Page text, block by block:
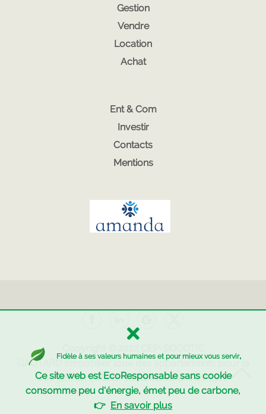
Fidèle à ses valeurs humaines et pour mieux vous servir,
Ce site web est EcoResponsable sans cookie
consomme peu d'énergie, émet peu de carbone,
👉 En savoir plus
Gestion
Vendre
Location
Achat
Ent & Com
Investir
Contacts
Mentions
GAUTARD Immobilier
loue des appartements pour le
compte de bailleur sur toute l'Indre-et-loire